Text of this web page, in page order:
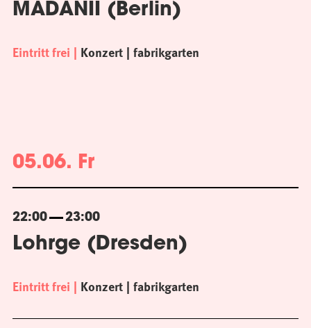
MADANII (Berlin)
Eintritt frei Konzert fabrikgarten
05.06. Fr
22:00 23:00
Lohrge (Dresden)
Eintritt frei Konzert fabrikgarten